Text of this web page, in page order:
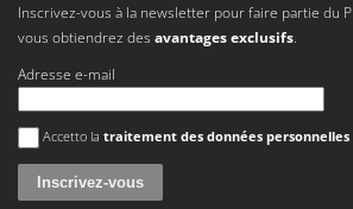
Skil
Smartwood
Snapper
Solidur
Inscrivez-vous à la newsletter pour faire partie du
vous obtiendrez des avantages exclusifs.
Adresse e-mail
Une erreur est survenue
Accetto la traitement des données personnelles